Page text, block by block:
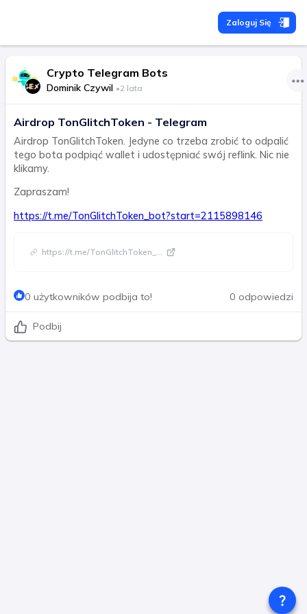
Zaloguj Się
Crypto Telegram Bots
Dominik Czywil •2 lata
Airdrop TonGlitchToken - Telegram
Airdrop TonGlitchToken. Jedyne co trzeba zrobić to odpalić
tego bota podpiąć wallet i udostępniać swój reflink. Nic nie
klikamy.
Zapraszam!
https://t.me/TonGlitchToken_bot?start=2115898146
https://t.me/TonGlitchToken_ ...
0 użytkowników podbija to! 0 odpowiedzi
Podbij